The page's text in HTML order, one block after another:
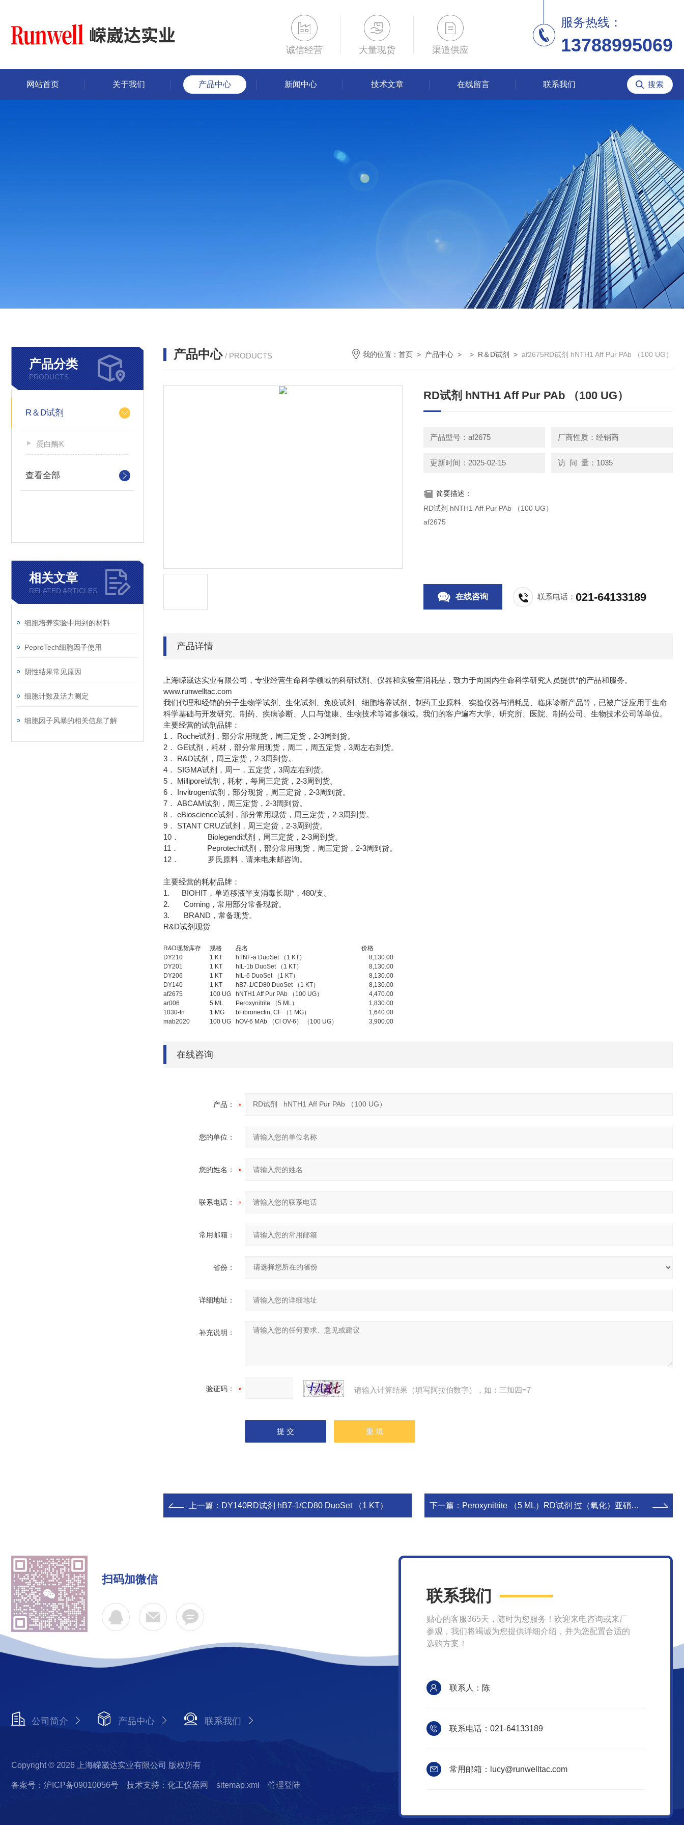
诚信经营 大量现货 渠道供应
服务热线：
13788995069
网站首页 关于我们 产品中心 新闻中心 技术文章 在线留言 联系我们
产品分类
PRODUCTS
R＆D试剂
蛋白酶K
查看全部
相关文章
RELATED ARTICLES
细胞培养实验中用到的材料
PeproTech细胞因子使用
阴性结果常见原因
细胞计数及活力测定
细胞因子风暴的相关信息了解
产品中心 / PRODUCTS 我的位置： 首页 > 产品中心 > > R＆D试剂 > af2675RD试剂 hNTH1 Aff Pur PAb （100 UG）
RD试剂 hNTH1 Aff Pur PAb （100 UG）
产品型号：af2675 厂商性质：经销商
更新时间：2025-02-15 访 问 量：1035
简要描述：
RD试剂 hNTH1 Aff Pur PAb （100 UG）
af2675
在线咨询 联系电话：021-64133189
产品详情
上海嵘崴达实业有限公司，专业经营生命科学领域的科研试剂、仪器和实验室消耗品，致力于向国内生命科学研究人员提供*的产品和服务。
www.runwelltac.com
我们代理和经销的分子生物学试剂、生化试剂、免疫试剂、细胞培养试剂、制药工业原料、实验仪器与消耗品、临床诊断产品等，已被广泛应用于生命
科学基础与开发研究、制药、疾病诊断、人口与健康、生物技术等诸多领域。我们的客户遍布大学、研究所、医院、制药公司、生物技术公司等单位。
主要经营的试剂品牌：
1． Roche试剂，部分常用现货，周三定货，2-3周到货。
2． GE试剂，耗材，部分常用现货，周二，周五定货，3周左右到货。
3． R&D试剂，周三定货，2-3周到货。
4． SIGMA试剂，周一，五定货，3周左右到货。
5． Millipore试剂，耗材，每周三定货，2-3周到货。
6． Invitrogen试剂，部分现货，周三定货，2-3周到货。
7． ABCAM试剂，周三定货，2-3周到货。
8． eBioscience试剂，部分常用现货，周三定货，2-3周到货。
9． STANT CRUZ试剂，周三定货，2-3周到货。
10． Biolegend试剂，周三定货，2-3周到货。
11． Peprotech试剂，部分常用现货，周三定货，2-3周到货。
12． 罗氏原料，请来电来邮咨询。
主要经营的耗材品牌：
1. BIOHIT，单道移液半支消毒长期*，480/支。
2. Corning，常用部分常备现货。
3. BRAND，常备现货。
R&D试剂现货
R&D现货库存 规格 品名
价格
DY210
1 KT hTNF-a DuoSet （1 KT）
8,130.00
DY201
1 KT hIL-1b DuoSet （1 KT）
8,130.00
DY206
1 KT hIL-6 DuoSet （1 KT）
8,130.00
DY140
1 KT hB7-1/CD80 DuoSet （1 KT）
8,130.00
af2675
100 UG hNTH1 Aff Pur PAb （100 UG）
4,470.00
ar006
5 ML Peroxynitrite （5 ML）
1,830.00
1030-fn
1 MG bFibronectin, CF （1 MG）
1,640.00
mab2020
100 UG hOV-6 MAb （Cl OV-6） （100 UG） 3,900.00
在线咨询
产品：
您的单位：
您的姓名：
联系电话：
常用邮箱：
省份：
详细地址：
补充说明：
验证码： 请输入计算结果（填写阿拉伯数字），如：三加四=7
上一篇： DY140RD试剂 hB7-1/CD80 DuoSet （1 KT） 下一篇： Peroxynitrite （5 ML）RD试剂 过（氧化）亚硝酸盐
扫码加微信
公司简介 产品中心 联系我们
Copyright © 2026 上海嵘崴达实业有限公司 版权所有
备案号：沪ICP备09010056号 技术支持：化工仪器网 sitemap.xml 管理登陆
联系我们
贴心的客服365天，随时为您服务！欢迎来电咨询或来厂
参观，我们将竭诚为您提供详细介绍，并为您配置合适的
选购方案！
联系人：陈
联系电话：021-64133189
常用邮箱：lucy@runwelltac.com